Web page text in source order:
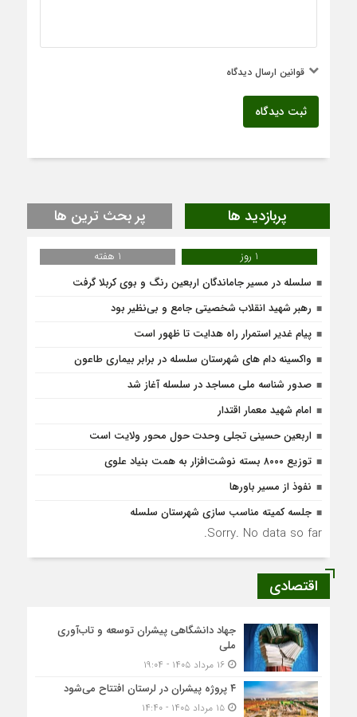
قوانین ارسال دیدگاه
ثبت دیدگاه
پربازدید ها پر بحث ترین ها
1 روز
1 هفته
سلسله در مسیر جاماندگان اربعین رنگ و بوی کربلا گرفت
رهبر شهید انقلاب شخصیتی جامع و بی‌نظیر بود
پیام غدیر استمرار راه هدایت تا ظهور است
واکسینه دام های شهرستان سلسله در برابر بیماری طاعون
صدور شناسه ملی مساجد در سلسله آغاز شد
امام شهید معمار اقتدار
اربعین حسینی تجلی وحدت حول محور ولایت است
توزیع ۸۰۰۰ بسته نوشت‌افزار به همت بنیاد علوی
نفوذ از مسیر باورها
جلسه کمیته مناسب سازی شهرستان سلسله
Sorry. No data so far.
اقتصادی
جهاد دانشگاهی پیشران توسعه و تاب‌آوری
ملی
۱۶ مرداد ۱۴۰۵ - ۱۹:۰۴
۴ پروژه پیشران در لرستان افتتاح می‌شود
۱۵ مرداد ۱۴۰۵ - ۱۴:۴۰